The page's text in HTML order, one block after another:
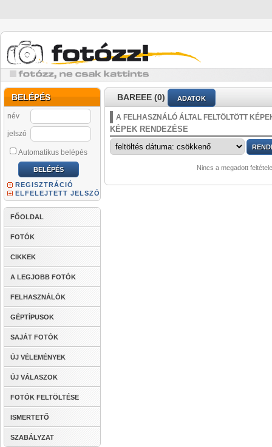
BELÉPÉS
név
jelszó
Automatikus belépés
REGISZTRÁCIÓ
ELFELEJTETT JELSZÓ
FŐOLDAL
FOTÓK
CIKKEK
A LEGJOBB FOTÓK
FELHASZNÁLÓK
GÉPTÍPUSOK
SAJÁT FOTÓK
ÚJ VÉLEMÉNYEK
ÚJ VÁLASZOK
FOTÓK FELTÖLTÉSE
ISMERTETŐ
SZABÁLYZAT
BAREEE (0) ADATOK
A FELHASZNÁLÓ ÁLTAL FELTÖLTÖTT
KÉPEK RENDEZÉSE
Nincs a megadott